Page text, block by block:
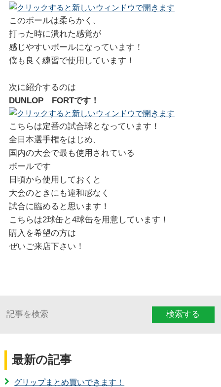
このボールは柔らかく、
打った時に潰れた感覚が
感じやすいボールになっています！
僕も良く練習で使用しています！
次に紹介するのは
DUNLOP FORTです！
こちらは定番の試合球となっています！
全日本選手権をはじめ、
国内の大会で最も使用されている
ボールです
日頃から使用しておくと
大会のときにも違和感なく
試合に臨めると思います！
こちらは2球缶と4球缶を用意しています！
購入を希望の方は
ぜいご来店下さい！
検索する
最新の記事
グリップまとめ買いできます！